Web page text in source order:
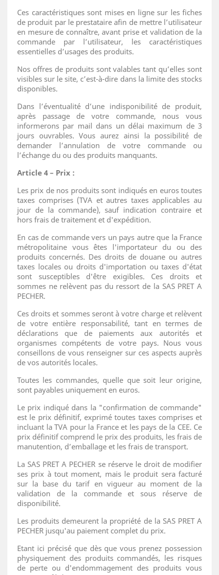
Ces caractéristiques sont mises en ligne sur les fiches
de produit par le prestataire afin de mettre l’utilisateur
en mesure de connaître, avant prise et validation de la
commande par l’utilisateur, les caractéristiques
essentielles d’usages des produits.
Nos offres de produits sont valables tant qu’elles sont
visibles sur le site, c’est-à-dire dans la limite des stocks
disponibles.
Dans l’éventualité d’une indisponibilité de produit,
après passage de votre commande, nous vous
informerons par mail dans un délai maximum de 3
jours ouvrables. Vous aurez ainsi la possibilité de
demander l’annulation de votre commande ou
l’échange du ou des produits manquants.
Article 4 – Prix :
Les prix de nos produits sont indiqués en euros toutes
taxes comprises (TVA et autres taxes applicables au
jour de la commande), sauf indication contraire et
hors frais de traitement et d'expédition.
En cas de commande vers un pays autre que la France
métropolitaine vous êtes l'importateur du ou des
produits concernés. Des droits de douane ou autres
taxes locales ou droits d'importation ou taxes d'état
sont susceptibles d'être exigibles. Ces droits et
sommes ne relèvent pas du ressort de la SAS PRET A
PECHER.
Ces droits et sommes seront à votre charge et relèvent
de votre entière responsabilité, tant en termes de
déclarations que de paiements aux autorités et
organismes compétents de votre pays. Nous vous
conseillons de vous renseigner sur ces aspects auprès
de vos autorités locales.
Toutes les commandes, quelle que soit leur origine,
sont payables uniquement en euros.
Le prix indiqué dans la "confirmation de commande"
est le prix définitif, exprimé toutes taxes comprises et
incluant la TVA pour la France et les pays de la CEE. Ce
prix définitif comprend le prix des produits, les frais de
manutention, d’emballage et les frais de transport.
La SAS PRET A PECHER se réserve le droit de modifier
ses prix à tout moment, mais le produit sera facturé
sur la base du tarif en vigueur au moment de la
validation de la commande et sous réserve de
disponibilité.
Les produits demeurent la propriété de la SAS PRET A
PECHER jusqu'au paiement complet du prix.
Etant ici précisé que dès que vous prenez possession
physiquement des produits commandés, les risques
de perte ou d'endommagement des produits vous